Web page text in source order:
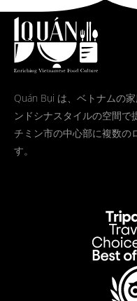
Quán Bụi は、ベトナムの
ンドシナスタイルの空間で
チミン市の中心部に複数の
す。